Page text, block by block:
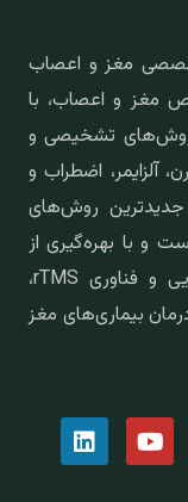
مغز و اعصاب
مغز و اعصاب، با
تشخیصی و
آلزایمر، اضطراب و
جدیدترین روش‌های
و با بهره‌گیری از
پیشرفته‌ترین داروها، روش‌های غیر دارویی و فناوری rTMS،
بیماری‌های مغز